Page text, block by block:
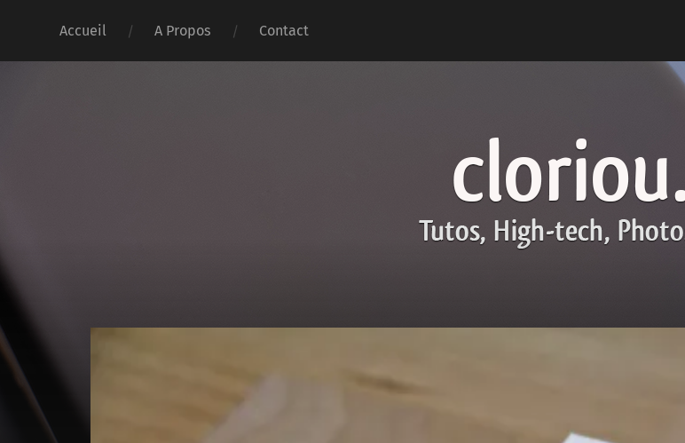
Accueil A Propos Contact